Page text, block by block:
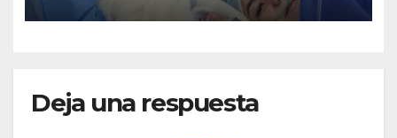
Deja una respuesta